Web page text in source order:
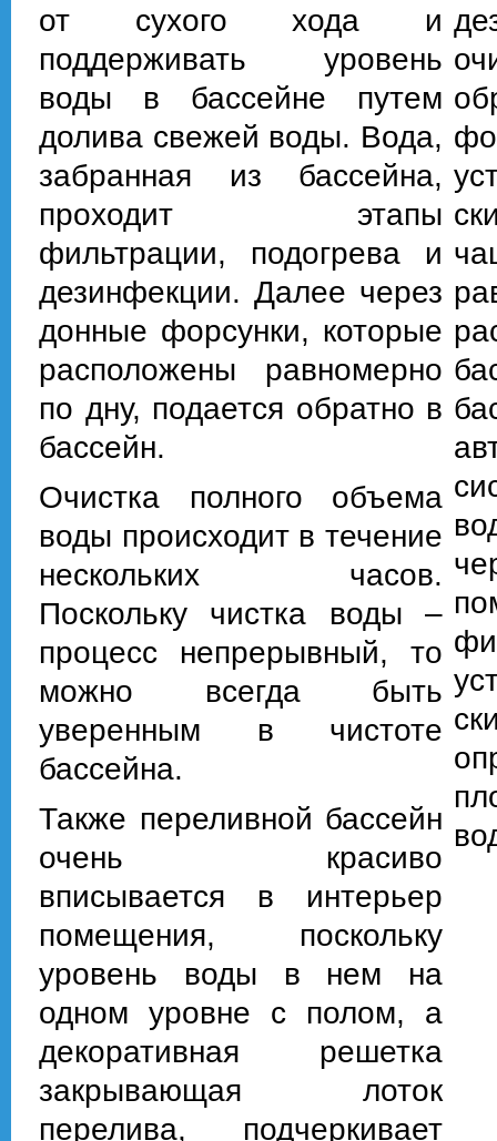
от сухого хода и
поддерживать уровень
воды в бассейне путем
долива свежей воды. Вода,
забранная из бассейна,
проходит этапы
фильтрации, подогрева и
дезинфекции. Далее через
донные форсунки, которые
расположены равномерно
по дну, подается обратно в
бассейн.
Очистка полного объема
воды происходит в течение
нескольких часов.
Поскольку чистка воды –
процесс непрерывный, то
можно всегда быть
уверенным в чистоте
бассейна.
Также переливной бассейн
очень красиво
вписывается в интерьер
помещения, поскольку
уровень воды в нем на
одном уровне с полом, а
декоративная решетка
закрывающая лоток
перелива, подчеркивает